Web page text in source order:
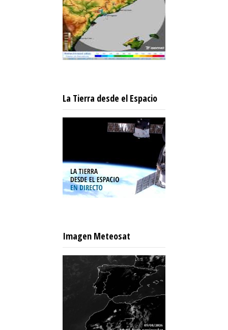
La Tierra desde el Espacio
Imagen Meteosat